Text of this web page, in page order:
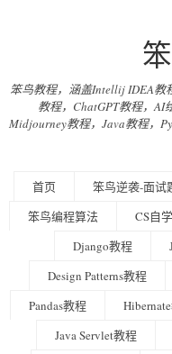
笨鸟教程，涵盖Intellij IDEA教
教程，ChatGPT教程，AI
Midjourney教程，Java教程，
首页 笨鸟逆袭-面试
笨鸟编程算法
CS自
Django教程
Design Patterns教程
Pandas教程
Java Servlet教程